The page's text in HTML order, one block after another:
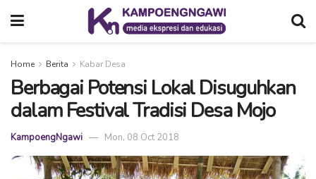
Home Berita Kabar Desa
Berbagai Potensi Lokal Disuguhkan
dalam Festival Tradisi Desa Mojo
KampoengNgawi Mon, 08 Oct 2018